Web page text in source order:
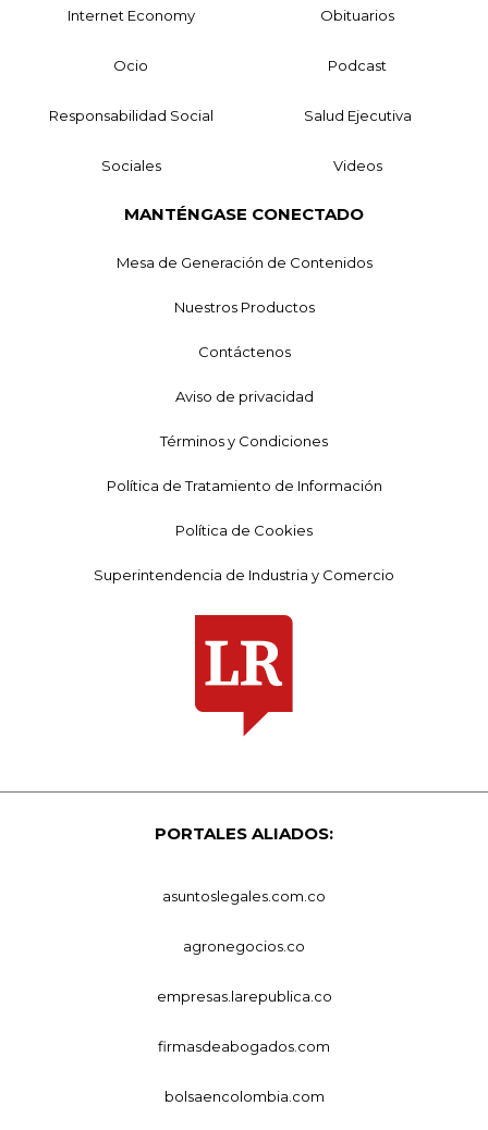
Internet Economy Obituarios
Ocio Podcast
Responsabilidad Social Salud Ejecutiva
Sociales Videos
MANTÉNGASE CONECTADO
Mesa de Generación de Contenidos
Nuestros Productos
Contáctenos
Aviso de privacidad
Términos y Condiciones
Política de Tratamiento de Información
Política de Cookies
Superintendencia de Industria y Comercio
PORTALES ALIADOS:
asuntoslegales.com.co
agronegocios.co
empresas.larepublica.co
firmasdeabogados.com
bolsaencolombia.com